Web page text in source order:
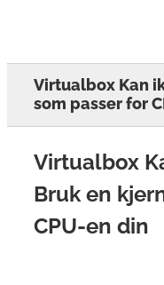
Virtualbox Kan
som passer for
Virtualbox
Bruk en
CPU-en din